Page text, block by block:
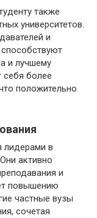
также
университетов.
и
и лучшему
себя более
положительно
лидерами в
активно
и
повышению
частные вузы
сочетая